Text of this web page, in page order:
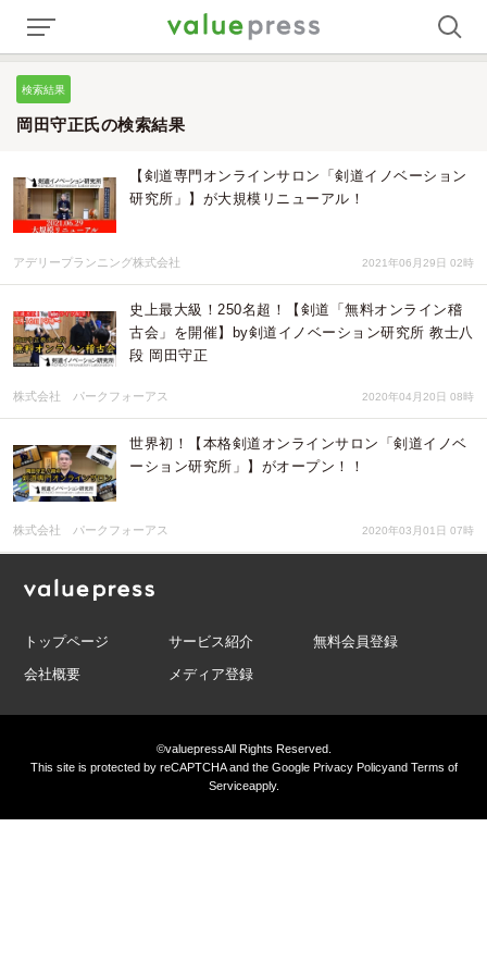
検索結果
岡田守正氏の検索結果
【剣道専門オンラインサロン「剣道イノベーション
研究所」】が大規模リニューアル！
アデリープランニング株式会社 2021年06月29日 02時
史上最大級！250名超！【剣道「無料オンライン稽
古会」を開催】by剣道イノベーション研究所 教士八
段 岡田守正
株式会社 パークフォーアス 2020年04月20日 08時
世界初！【本格剣道オンラインサロン「剣道イノベ
ーション研究所」】がオープン！！
株式会社 パークフォーアス 2020年03月01日 07時
トップページ サービス紹介
無料会員登録
会社概要
メディア登録
©valuepressAll Rights Reserved.
This site is protected by reCAPTCHA and the GooglePrivacy PolicyandTerms of
Serviceapply.